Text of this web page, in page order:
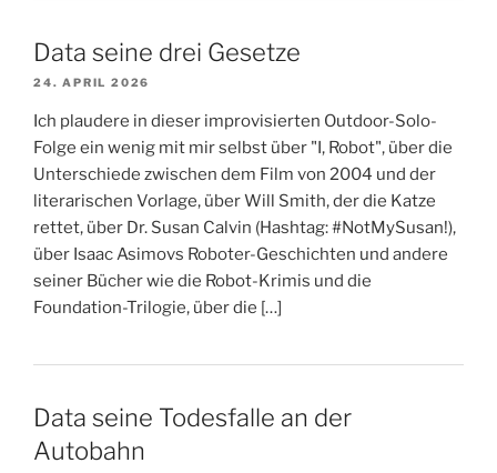
Data seine drei Gesetze
24. APRIL 2026
Ich plaudere in dieser improvisierten Outdoor-Solo-
Folge ein wenig mit mir selbst über "I, Robot", über die
Unterschiede zwischen dem Film von 2004 und der
literarischen Vorlage, über Will Smith, der die Katze
rettet, über Dr. Susan Calvin (Hashtag: #NotMySusan!),
über Isaac Asimovs Roboter-Geschichten und andere
seiner Bücher wie die Robot-Krimis und die
Foundation-Trilogie, über die […]
Data seine Todesfalle an der
Autobahn